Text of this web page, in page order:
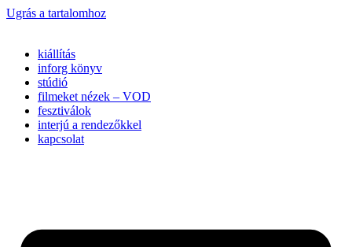
Ugrás a tartalomhoz
kiállítás
inforg könyv
stúdió
filmeket nézek – VOD
fesztiválok
interjú a rendezőkkel
kapcsolat